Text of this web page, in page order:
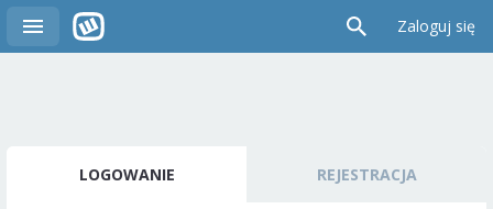
Zaloguj się
LOGOWANIE REJESTRACJA